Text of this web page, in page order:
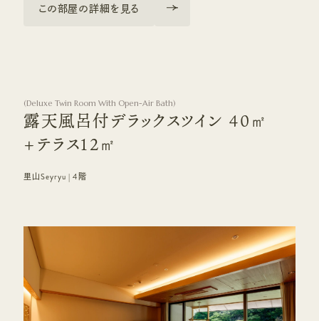
この部屋の詳細を見る
(Deluxe Twin Room With Open-Air Bath)
露天風呂付デラックスツイン 40㎡
+テラス12㎡
里山Seyryu | 4階